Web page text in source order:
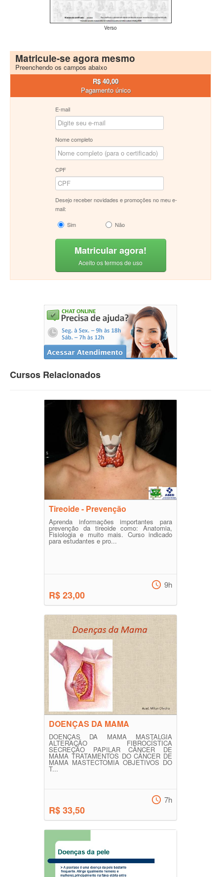
Verso
Matricule-se agora mesmo
Preenchendo os campos abaixo
R$ 40,00
Pagamento único
E-mail
Nome completo
CPF
Desejo receber novidades e promoções no meu e-
mail:
Sim
Não
Matricular agora!
Aceito os termos de uso
Cursos Relacionados
Tireoide - Prevenção
Aprenda informações importantes para
prevenção da tireoide como: Anatomia,
Fisiologia e muito mais. Curso indicado
para estudantes e pro...
R$ 23,00
9h
DOENÇAS DA MAMA
DOENÇAS DA MAMA MASTALGIA
ALTERAÇÃO FIBROCÍSTICA
SECREÇÃO PAPILAR CÂNCER DE
MAMA TRATAMENTOS DO CÂNCER DE
MAMA MASTECTOMIA OBJETIVOS DO
T...
R$ 33,50
7h